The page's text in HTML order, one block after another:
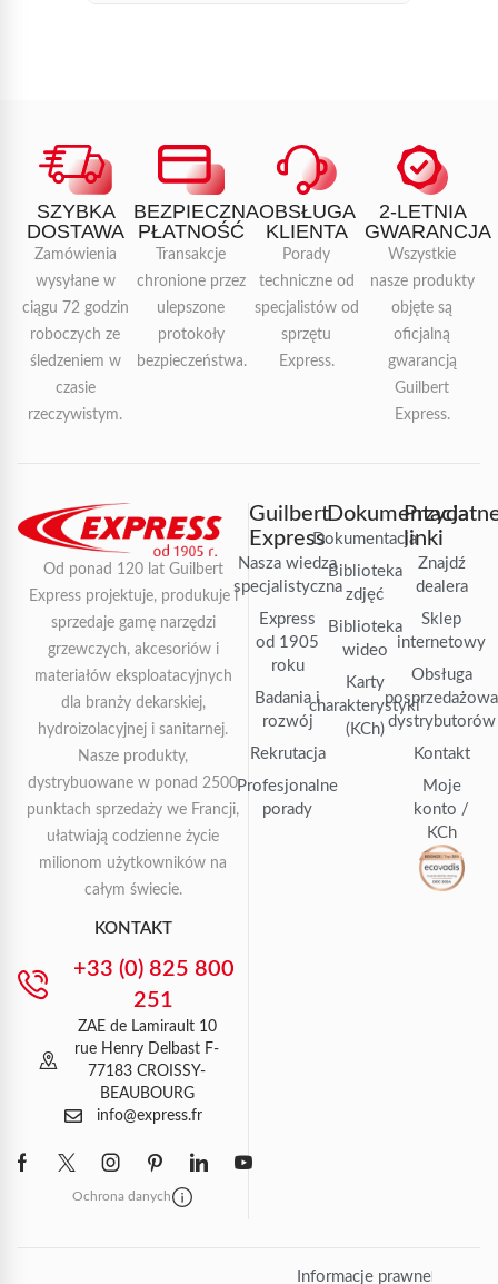
SZYBKA
DOSTAWA
Zamówienia
wysyłane w
ciągu 72 godzin
roboczych ze
śledzeniem w
czasie
rzeczywistym.
BEZPIECZNA
PŁATNOŚĆ
Transakcje
chronione przez
ulepszone
protokoły
bezpieczeństwa.
OBSŁUGA
KLIENTA
Porady
techniczne od
specjalistów od
sprzętu
Express.
2-LETNIA
GWARANCJA
Wszystkie
nasze produkty
objęte są
oficjalną
gwarancją
Guilbert
Express.
Od ponad 120 lat Guilbert
Express projektuje, produkuje i
sprzedaje gamę narzędzi
grzewczych, akcesoriów i
materiałów eksploatacyjnych
dla branży dekarskiej,
hydroizolacyjnej i sanitarnej.
Nasze produkty,
dystrybuowane w ponad 2500
punktach sprzedaży we Francji,
ułatwiają codzienne życie
milionom użytkowników na
całym świecie.
KONTAKT
+33 (0) 825 800
251
ZAE de Lamirault 10
rue Henry Delbast F-
77183 CROISSY-
BEAUBOURG
info@express.fr
Ochrona danych
Guilbert
Express
Nasza wiedza
specjalistyczna
Express
od 1905
roku
Badania i
rozwój
Rekrutacja
Profesjonalne
porady
Dokumentacja
Dokumentacja
Biblioteka
zdjęć
Biblioteka
wideo
Karty
charakterystyki
(KCh)
linki
Znajdź
dealera
Sklep
internetowy
Obsługa
posprzedażowa
dystrybutorów
Kontakt
Moje
konto /
KCh
Informacje prawne